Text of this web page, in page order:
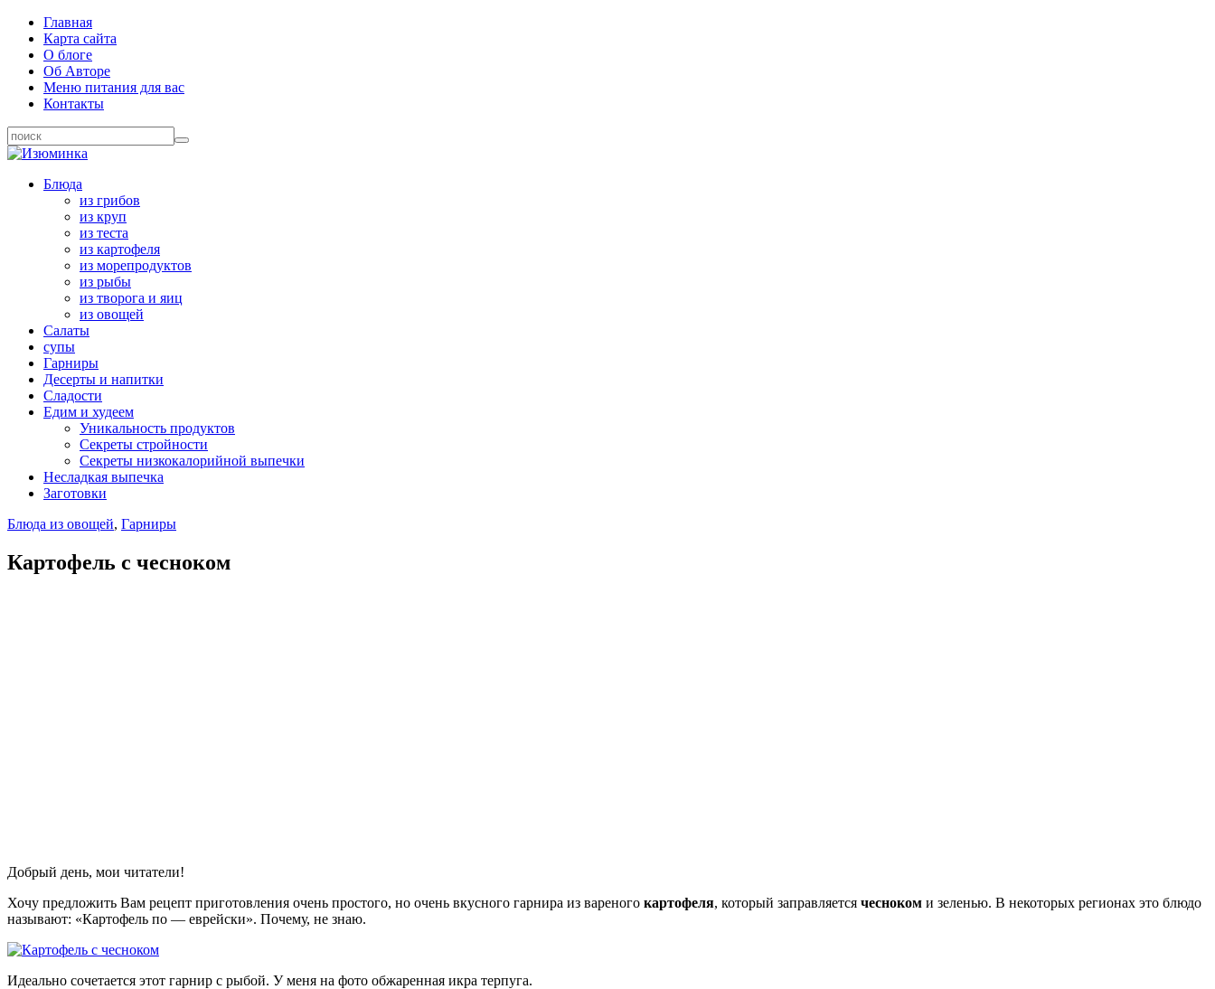
Главная
Карта сайта
О блоге
Об Авторе
Меню питания для вас
Контакты
Блюда
из грибов
из круп
из теста
из картофеля
из морепродуктов
из рыбы
из творога и яиц
из овощей
Салаты
супы
Гарниры
Десерты и напитки
Сладости
Едим и худеем
Уникальность продуктов
Секреты стройности
Секреты низкокалорийной выпечки
Несладкая выпечка
Заготовки
Блюда из овощей, Гарниры
Картофель с чесноком
Добрый день, мои читатели!
Хочу предложить Вам рецепт приготовления очень простого, но очень вкусного гарнира из вареного картофеля, который заправляется чесноком и зеленью. В некоторых регионах это блюдо
называют: «Картофель по — еврейски». Почему, не знаю.
Идеально сочетается этот гарнир с рыбой. У меня на фото обжаренная икра терпуга.